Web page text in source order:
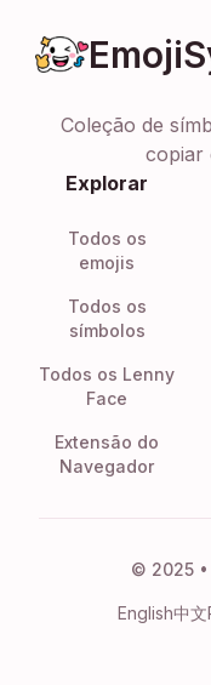
Coleção de
copiar
Explorar
Todos os
emojis
Todos os
símbolos
Todos os Lenny
Face
Extensão do
Navegador
© 2025 •
English中文